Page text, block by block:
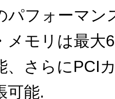
パフォーマン
メモリは最大
、さらにPCI
可能.